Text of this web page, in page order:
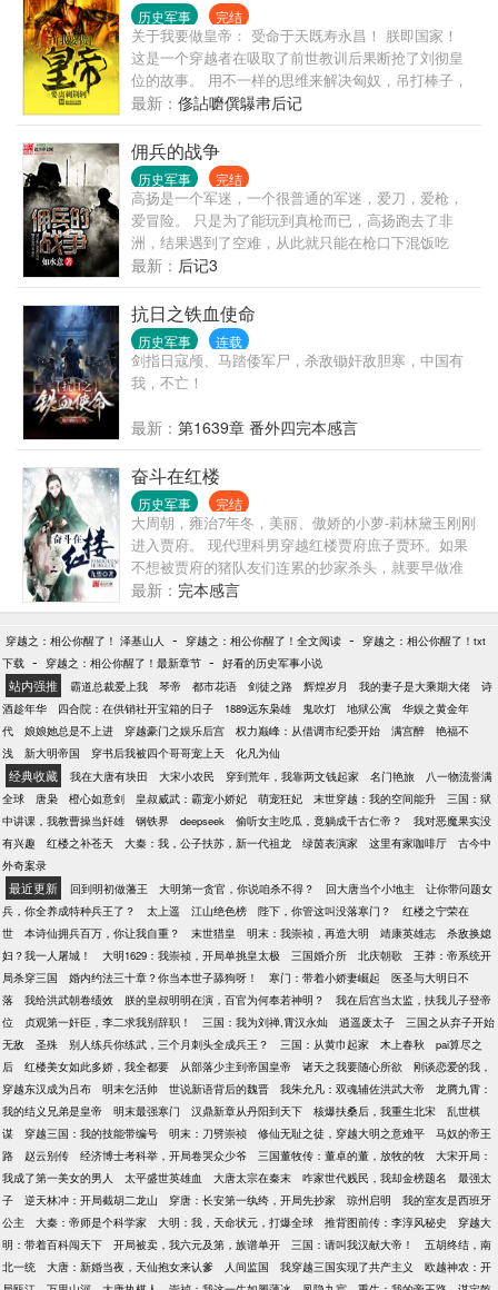
军人
历史军事 完结
关于我要做皇帝： 受命于天既寿永昌！ 朕即国家！
这是一个穿越者在吸取了前世教训后果断抢了刘彻皇
位的故事。 用不一样的思维来解决匈奴，吊打棒子，
征服南越。 ……………… ...
最新： 俢詀嚰僎鸔帇后记
佣兵的战争
历史军事 完结
高扬是一个军迷，一个很普通的军迷，爱刀，爱枪，
爱冒险。 只是为了能玩到真枪而已，高扬跑去了非
洲，结果遇到了空难，从此就只能在枪口下混饭吃
了，因为他成了一个雇佣兵。 一个军迷，能在国际佣
兵界达到什么样的高度？ 请拭目以待吧。 ...
最新： 后记3
抗日之铁血使命
历史军事 连载
剑指日寇颅、马踏倭军尸，杀敌锄奸敌胆寒，中国有
我，不亡！
最新： 第1639章 番外四完本感言
奋斗在红楼
历史军事 完结
大周朝，雍治7年冬，美丽、傲娇的小萝-莉林黛玉刚刚
进入贾府。 现代理科男穿越红楼贾府庶子贾环。如果
不想被贾府的猪队友们连累的抄家杀头，就要早做准
备。 这是一个庶子逆袭的故事。 Ps：本书是架空历史
爽文。非考据党、非历史正剧党、非红学党，遗漏不
符、错误矛盾之处，敬请谅解。
最新： 完本感言
穿越之：相公你醒了！ 泽基山人 - 穿越之：相公你醒了！全文阅读 -
穿越之：相公你醒了！txt
下载 - 穿越之：相公你醒了！最新章节 - 好看的历史军事小说
站内强推 霸道总裁爱上我 琴帝 都市花语 剑徒之路 辉煌岁月 我的妻子是大乘期大佬
诗
酒趁年华
四合院：在供销社开宝箱的日子 1889远东枭雄 鬼吹灯 地狱公寓
华娱之黄金年
代
娘娘她总是不上进 穿越豪门之娱乐后宫 权力巅峰：从借调市纪委开始 满宫醉
艳福不
浅
新大明帝国 穿书后我被四个哥哥宠上天 化凡为仙
经典收藏 我在大唐有块田 大宋小农民 穿到荒年，我靠两文钱起家 名门艳旅
八一物流誉满
全球
唐枭 橙心如意剑 皇叔威武：霸宠小娇妃 萌宠狂妃 末世穿越：我的空间能升
三国：狱
中讲课，我教曹操当奸雄
钢铁界 deepseek 偷听女主吃瓜，竟躺成千古仁帝？
我对恶魔果实没
有兴趣
红楼之补苍天 大秦：我，公子扶苏，新一代祖龙 绿茵表演家 这里有家咖啡厅
古今中
外奇案录
最近更新 回到明初做藩王 大明第一贪官，你说咱杀不得？ 回大唐当个小地主
让你带问题女
兵，你全养成特种兵王了？
太上遥 江山绝色榜 陛下，你管这叫没落寒门？
红楼之宁荣在
世
本诗仙拥兵百万，你让我自重？ 末世猎皇 明末：我崇祯，再造大明 靖康英雄志
杀敌换媳
妇？我一人屠城！
大明1629：我崇祯，开局单挑皇太极 三国婚介所 北庆朝歌
王莽：帝系统开
局杀穿三国
婚内约法三十章？你当本世子舔狗呀！ 寒门：带着小娇妻崛起
医圣与大明日不
落
我给洪武朝卷绩效 朕的皇叔明明在演，百官为何奉若神明？
我在后宫当太监，扶我儿子登帝
位
贞观第一奸臣，李二求我别辞职！ 三国：我为刘禅,霄汉永灿 逍遥废太子
三国之从弃子开始
无敌
圣殊 别人练兵你练武，三个月刺头全成兵王？ 三国：从黄巾起家 木上春秋
pai算尽之
后
红楼美女如此多娇，我全都要 从部落少主到帝国皇帝 诸天之我要随心所欲
刚谈恋爱的我，
穿越东汉成为吕布
明末乞活帅 世说新语背后的魏晋 我朱允凡：双魂辅佐洪武大帝
龙腾九霄：
我的结义兄弟是皇帝
明末最强寒门 汉鼎新章从丹阳到天下 核爆扶桑后，我重生北宋
乱世棋
谋
穿越三国：我的技能带编号 明末：刀劈崇祯 修仙无耻之徒，穿越大明之意难平
马奴的帝王
路
赵云别传 经济博士考科举，开局卷哭众少爷 三国董牧传：董卓的董，放牧的牧
大宋开局：
我成了第一美女的男人
太平盛世英雄血 大唐太宗在秦末 咋家世代贱民，我却金榜题名
最强太
子
逆天林冲：开局截胡二龙山 穿唐：长安第一纨绔，开局先抄家 琼州启明
我的室友是西班牙
公主
大秦：帝师是个科学家 大明：我，天命状元，打爆全球 推背图前传：李淳风秘史
穿越大
明：带着百科闯天下
开局被卖，我六元及第，族谱单开 三国：请叫我汉献大帝！
五胡终结，南
北一统
大唐：新婚当夜，天仙抱女来认爹 人间监国 我穿越三国实现了共产主义
欧越神农：开